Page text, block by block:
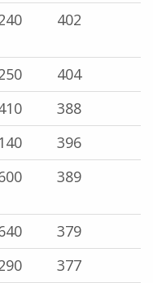
402
404
388
396
389
379
377